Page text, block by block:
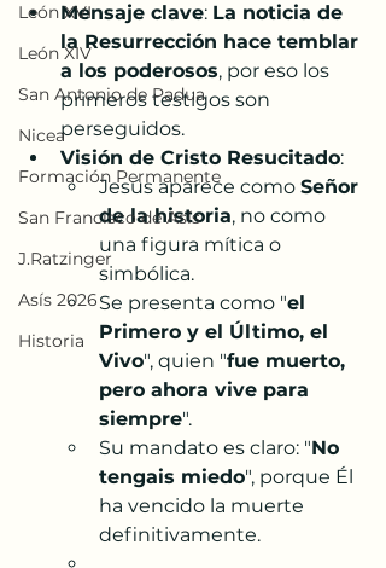
León XVI
León XIV
San Antonio de Padua
Nicea
Formación Permanente
San Francisco de Asís
J.Ratzinger
Asís 2026
Historia
Mensaje clave: La noticia de
la Resurrección hace temblar
a los poderosos, por eso los
primeros testigos son
perseguidos.
Visión de Cristo Resucitado:
Jesús aparece como Señor
de la historia, no como
una figura mítica o
simbólica.
Se presenta como "el
Primero y el Último, el
Vivo", quien "fue muerto,
pero ahora vive para
siempre".
Su mandato es claro: "No
tengais miedo", porque Él
ha vencido la muerte
definitivamente.